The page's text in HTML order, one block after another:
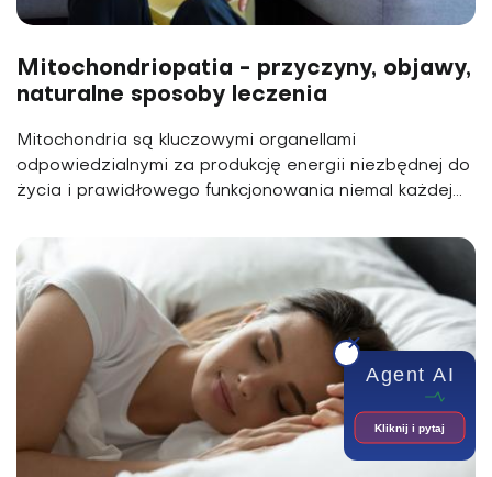
Mitochondriopatia - przyczyny, objawy,
naturalne sposoby leczenia
Mitochondria są kluczowymi organellami
odpowiedzialnymi za produkcję energii niezbędnej do
życia i prawidłowego funkcjonowania niemal każdej...
Agent AI
Kliknij i pytaj